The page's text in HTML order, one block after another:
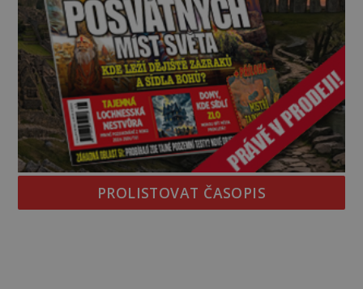
PROLISTOVAT ČASOPIS